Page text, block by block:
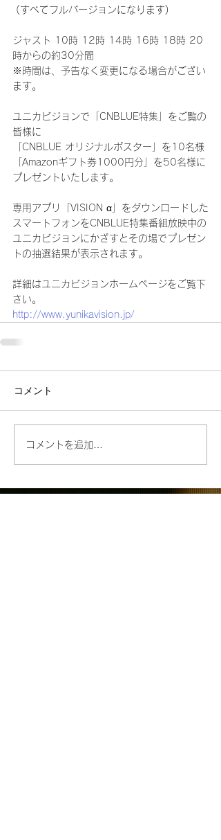
(すべてフルバージョンになります)
ジャスト 10時 12時 14時 16時 18時 20
時からの約30分間
※時間は、予告なく変更になる場合がござい
ます。
ユニカビジョンで「CNBLUE特集」をご覧の
皆様に
「CNBLUE オリジナルポスター」を10名様
「Amazonギフト券1000円分」を50名様に
プレゼントいたします。
専用アプリ「VISION α」をダウンロードした
スマートフォンをCNBLUE特集番組放映中の
ユニカビジョンにかざすとその場でプレゼン
トの抽選結果が表示されます。
詳細はユニカビジョンホームページをご覧下
さい。
http://www.yunikavision.jp/
コメント
コメントを追加…